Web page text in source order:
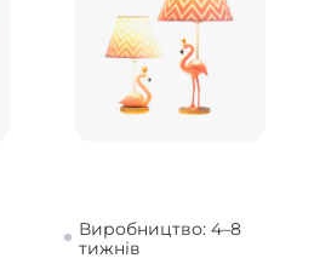
Виробництво: 4–8
тижнів